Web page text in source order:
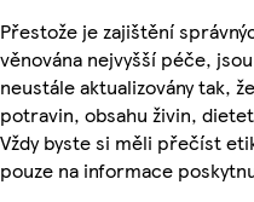
Přestože je zajištění
věnována nejvyšší péče,
neustále aktualizovány tak,
potravin, obsahu živin,
Vždy byste si měli přečíst
pouze na informace